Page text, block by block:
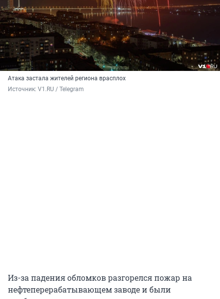
Атака застала жителей региона врасплох
Источник: V1.RU / Telegram
Из-за падения обломков разгорелся пожар на
нефтеперерабатывающем заводе и были